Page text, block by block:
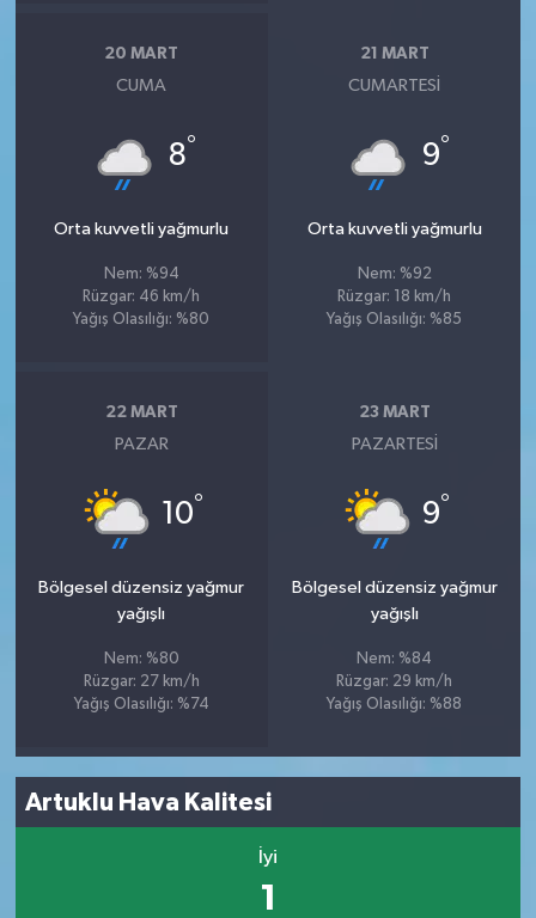
20 MART
CUMA
8°
Orta kuvvetli yağmurlu
Nem: %94
Rüzgar: 46 km/h
Yağış Olasılığı: %80
21 MART
CUMARTESI
9°
Orta kuvvetli yağmurlu
Nem: %92
Rüzgar: 18 km/h
Yağış Olasılığı: %85
22 MART
PAZAR
10°
Bölgesel düzensiz yağmur
yağışlı
Nem: %80
Rüzgar: 27 km/h
Yağış Olasılığı: %74
23 MART
PAZARTESI
9°
Bölgesel düzensiz yağmur
yağışlı
Nem: %84
Rüzgar: 29 km/h
Yağış Olasılığı: %88
Artuklu Hava Kalitesi
İyi
1